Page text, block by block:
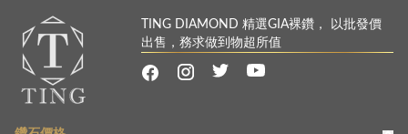
TING DIAMOND 精選GIA裸鑽， 以批發價
出售，務求做到物超所值